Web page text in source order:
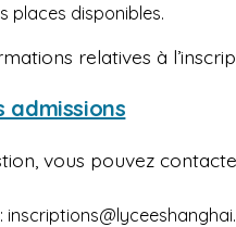
places disponibles.
relatives à
admissions
vous pouvez